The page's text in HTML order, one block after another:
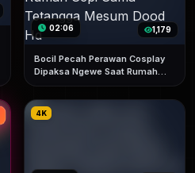
02:06 1,179
Bocil Pecah Perawan Cosplay
Dipaksa Ngewe Saat Rumah
Sepi Sama Tetangga Mesum
Dood Hd
4K